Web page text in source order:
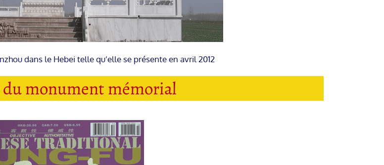
dans le Hebei telle qu’elle se présente en avril 2012
monument mémorial